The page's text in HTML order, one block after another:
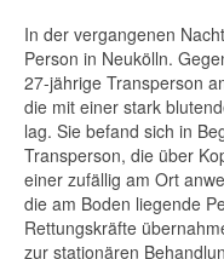
In der vergangenen
Person in Neukölln.
27-jährige Transperson
die mit einer stark
lag. Sie befand sich in
Transperson, die über
einer zufällig am Ort
die am Boden liegende
Rettungskräfte
zur stationären